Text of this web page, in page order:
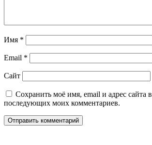
Имя *
Email *
Сайт
Сохранить моё имя, email и адрес сайта
последующих моих комментариев.